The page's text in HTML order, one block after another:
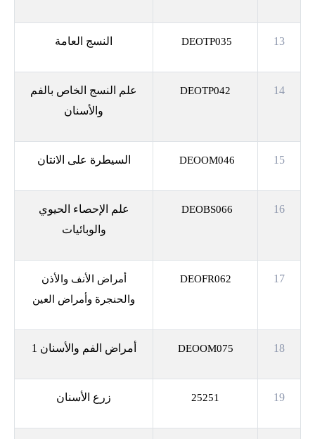
13
DEOTP035 النسج العامة
14
DEOTP042
علم النسج الخاص بالفم
والأسنان
15
DEOOM046 السيطرة على الانتان
16
DEOBS066
علم الإحصاء الحيوي
والوبائيات
17
DEOFR062
أمراض الأنف والأذن
والحنجرة وأمراض العين
18
DEOOM075 أمراض الفم والأسنان 1
19
25251 زرع الأسنان